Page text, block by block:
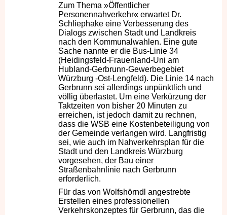
Zum Thema »Öffentlicher
Personennahverkehr« erwartet Dr.
Schliephake eine Verbesserung des
Dialogs zwischen Stadt und Landkreis
nach den Kommunalwahlen. Eine gute
Sache nannte er die Bus-Linie 34
(Heidingsfeld-Frauenland-Uni am
Hubland-Gerbrunn-Gewerbegebiet
Würzburg -Ost-Lengfeld). Die Linie 14 nach
Gerbrunn sei allerdings unpünktlich und
völlig überlastet. Um eine Verkürzung der
Taktzeiten von bisher 20 Minuten zu
erreichen, ist jedoch damit zu rechnen,
dass die WSB eine Kostenbeteiligung von
der Gemeinde verlangen wird. Langfristig
sei, wie auch im Nahverkehrsplan für die
Stadt und den Landkreis Würzburg
vorgesehen, der Bau einer
Straßenbahnlinie nach Gerbrunn
erforderlich.
Für das von Wolfshörndl angestrebte
Erstellen eines professionellen
Verkehrskonzeptes für Gerbrunn, das die